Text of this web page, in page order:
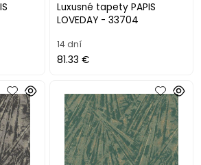
Luxusné tapety PAPIS
LOVEDAY - 33704
14 dní
81.33 €